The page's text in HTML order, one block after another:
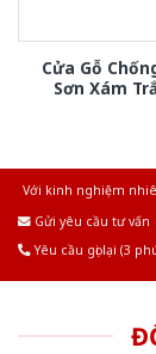
Cửa Gỗ
Sơn Xám
Với kinh nghiệm
Gửi yêu cầu tư vấn
Yêu cầu gọi lại (3